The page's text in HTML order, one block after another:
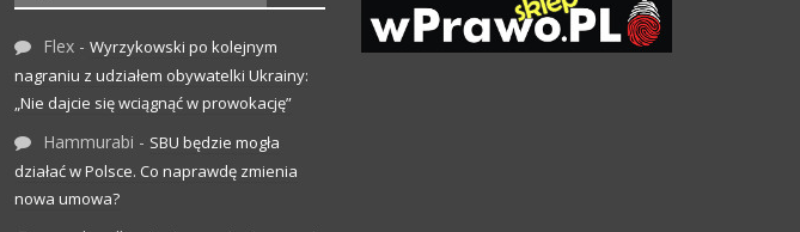
Flex - Wyrzykowski po kolejnym
nagraniu z udziałem obywatelki Ukrainy:
„Nie dajcie się wciągnąć w prowokację”
Hammurabi - SBU będzie mogła
działać w Polsce. Co naprawdę zmienia
nowa umowa?